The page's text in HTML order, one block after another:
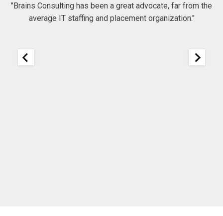
the
company that goes beyond just consulting, they help
people chase their goals and dreams. I had no idea what